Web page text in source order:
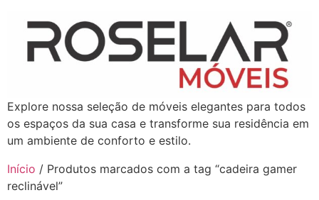
Explore nossa seleção de móveis elegantes para todos
os espaços da sua casa e transforme sua residência em
um ambiente de conforto e estilo.
Início / Produtos marcados com a tag “cadeira gamer
reclinável”